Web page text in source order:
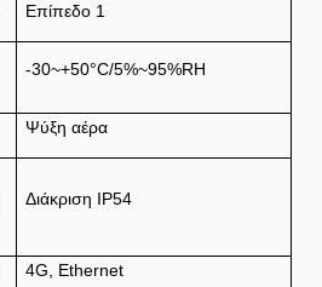
Επίπεδο 1
-30~+50°C/5%~95%RH
Ψύξη αέρα
Διάκριση IP54
4G, Ethernet